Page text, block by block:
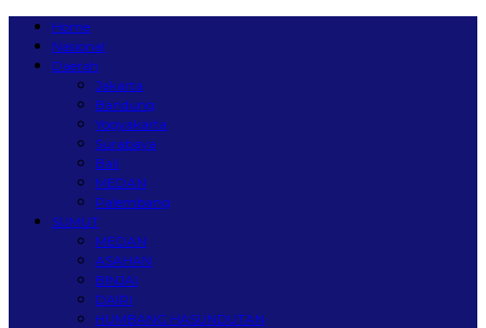
Home
Nasional
Daerah
Jakarta
Bandung
Yogyakarta
Surabaya
Bali
MEDAN
Palembang
SUMUT
MEDAN
ASAHAN
BINJAI
DAIRI
HUMBANG HASUNDUTAN